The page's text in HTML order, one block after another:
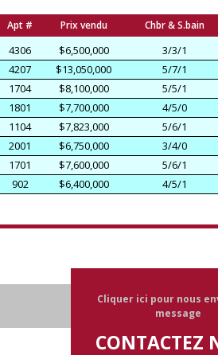
Apt # Prix vendu Chbr & S.bain
4306 $6,500,000 3/3/1
4207
$13,050,000 5/7/1
1704
$8,100,000 5/5/1
1801
$7,700,000 4/5/0
1104
$7,823,000 5/6/1
2001
$6,750,000 3/4/0
1701
$7,600,000 5/6/1
902
$6,400,000 4/5/1
Cliquer ici pour nous
message
CONTACTEZ